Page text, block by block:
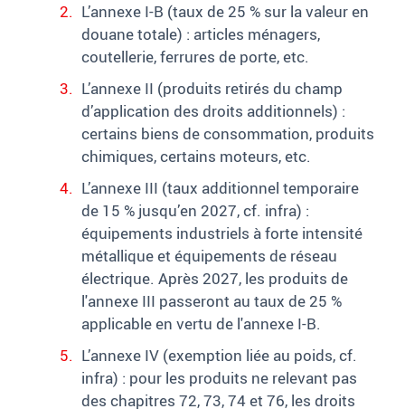
L’annexe I-B (taux de 25 % sur la valeur en
douane totale) : articles ménagers,
coutellerie, ferrures de porte, etc.
L’annexe II (produits retirés du champ
d’application des droits additionnels) :
certains biens de consommation, produits
chimiques, certains moteurs, etc.
L’annexe III (taux additionnel temporaire
de 15 % jusqu’en 2027, cf. infra) :
équipements industriels à forte intensité
métallique et équipements de réseau
électrique. Après 2027, les produits de
l'annexe III passeront au taux de 25 %
applicable en vertu de l'annexe I-B.
L’annexe IV (exemption liée au poids, cf.
infra) : pour les produits ne relevant pas
des chapitres 72, 73, 74 et 76, les droits